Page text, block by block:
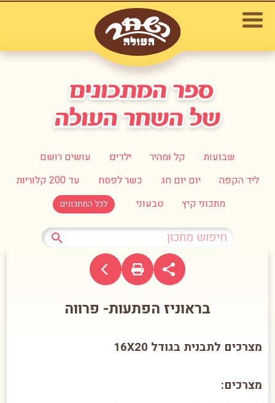
שבועות קל ומהיר ילדים
עושים רושם
ליד הקפה
יום יום חג כשר לפסח
עד 200 קלוריות
מתכוני קיץ
טבעוני לכל המתכונים
בראוניז הפתעות- פרווה
מצרכים לתבנית בגודל 16X20
מצרכים: